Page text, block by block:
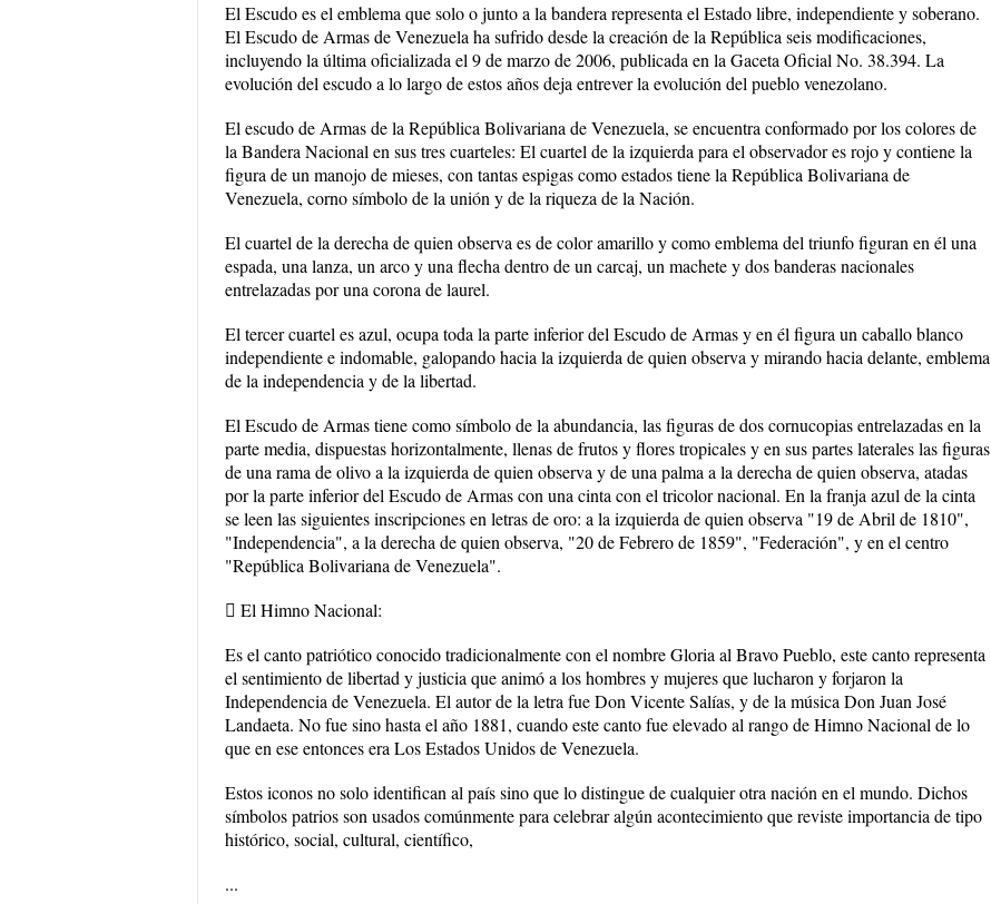
El Escudo es el emblema que solo o junto a la bandera representa el Estado libre, independiente y soberano.
El Escudo de Armas de Venezuela ha sufrido desde la creación de la República seis modificaciones,
incluyendo la última oficializada el 9 de marzo de 2006, publicada en la Gaceta Oficial No. 38.394. La
evolución del escudo a lo largo de estos años deja entrever la evolución del pueblo venezolano.
El escudo de Armas de la República Bolivariana de Venezuela, se encuentra conformado por los colores de
la Bandera Nacional en sus tres cuarteles: El cuartel de la izquierda para el observador es rojo y contiene la
figura de un manojo de mieses, con tantas espigas como estados tiene la República Bolivariana de
Venezuela, corno símbolo de la unión y de la riqueza de la Nación.
El cuartel de la derecha de quien observa es de color amarillo y como emblema del triunfo figuran en él una
espada, una lanza, un arco y una flecha dentro de un carcaj, un machete y dos banderas nacionales
entrelazadas por una corona de laurel.
El tercer cuartel es azul, ocupa toda la parte inferior del Escudo de Armas y en él figura un caballo blanco
independiente e indomable, galopando hacia la izquierda de quien observa y mirando hacia delante, emblema
de la independencia y de la libertad.
El Escudo de Armas tiene como símbolo de la abundancia, las figuras de dos cornucopias entrelazadas en la
parte media, dispuestas horizontalmente, llenas de frutos y flores tropicales y en sus partes laterales las figuras
de una rama de olivo a la izquierda de quien observa y de una palma a la derecha de quien observa, atadas
por la parte inferior del Escudo de Armas con una cinta con el tricolor nacional. En la franja azul de la cinta
se leen las siguientes inscripciones en letras de oro: a la izquierda de quien observa "19 de Abril de 1810",
"Independencia", a la derecha de quien observa, "20 de Febrero de 1859", "Federación", y en el centro
"República Bolivariana de Venezuela".
 El Himno Nacional:
Es el canto patriótico conocido tradicionalmente con el nombre Gloria al Bravo Pueblo, este canto representa
el sentimiento de libertad y justicia que animó a los hombres y mujeres que lucharon y forjaron la
Independencia de Venezuela. El autor de la letra fue Don Vicente Salías, y de la música Don Juan José
Landaeta. No fue sino hasta el año 1881, cuando este canto fue elevado al rango de Himno Nacional de lo
que en ese entonces era Los Estados Unidos de Venezuela.
Estos iconos no solo identifican al país sino que lo distingue de cualquier otra nación en el mundo. Dichos
símbolos patrios son usados comúnmente para celebrar algún acontecimiento que reviste importancia de tipo
histórico, social, cultural, científico,
...